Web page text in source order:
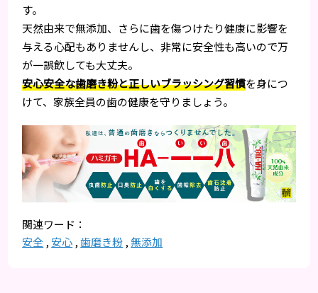
す。
天然由来で無添加、さらに歯を傷つけたり健康に影響を
与える心配もありませんし、非常に安全性も高いので万
が一誤飲しても大丈夫。
安心安全な歯磨き粉と正しいブラッシング習慣を身につ
けて、家族全員の歯の健康を守りましょう。
安全 ,安心 ,歯磨き粉 ,無添加